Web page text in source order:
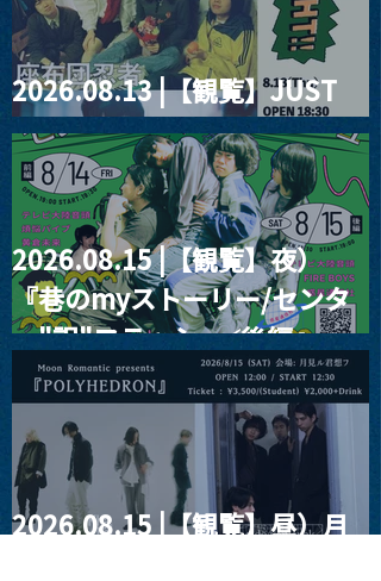
2026.08.13 |【観覧】JUST
RIGHT!! vol.26
2026.08.15 |【観覧】夜）
『巷のmyストーリー/センタ
ー"訳"フラッシュ⚡️後編』
2026.08.15 |【観覧】昼）月